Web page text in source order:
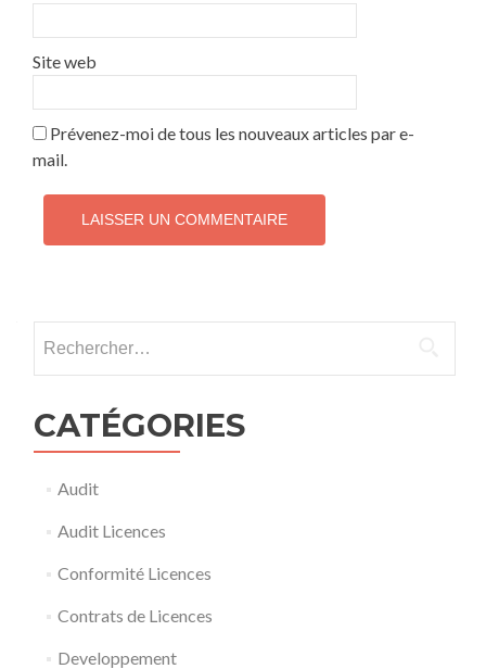
Site web
Prévenez-moi de tous les nouveaux articles par e-
mail.
CATÉGORIES
Audit
Audit Licences
Conformité Licences
Contrats de Licences
Developpement